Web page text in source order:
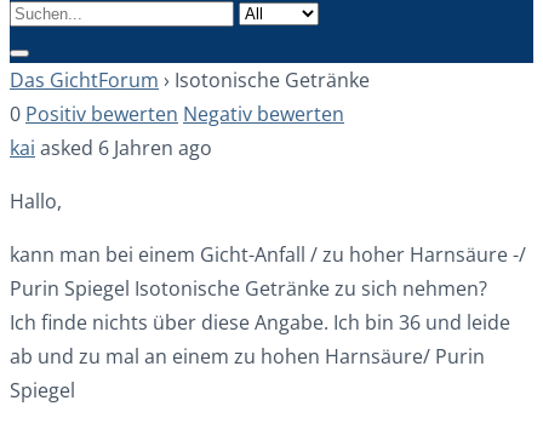
Das GichtForum › Isotonische Getränke
0 Positiv bewerten Negativ bewerten
kai asked 6 Jahren ago
Hallo,
kann man bei einem Gicht-Anfall / zu hoher Harnsäure -/
Purin Spiegel Isotonische Getränke zu sich nehmen?
Ich finde nichts über diese Angabe. Ich bin 36 und leide
ab und zu mal an einem zu hohen Harnsäure/ Purin
Spiegel